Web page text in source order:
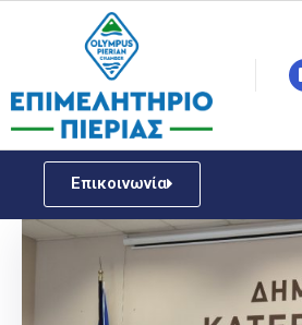
Επικοινωνία
Επιμελητήριο
Νέα